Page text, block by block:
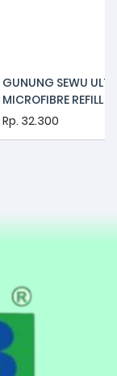
GUNUNG SEWU
MICROFIBRE REFILL
Rp. 32.300